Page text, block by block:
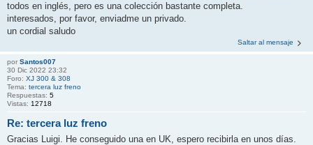
todos en inglés, pero es una colección bastante completa.
interesados, por favor, enviadme un privado.
un cordial saludo
Saltar al mensaje
por Santos007
30 Dic 2022 23:32
Foro: XJ 300 & 308
Tema: tercera luz freno
Respuestas: 5
Vistas: 12718
Re: tercera luz freno
Gracias Luigi. He conseguido una en UK, espero recibirla en unos días.